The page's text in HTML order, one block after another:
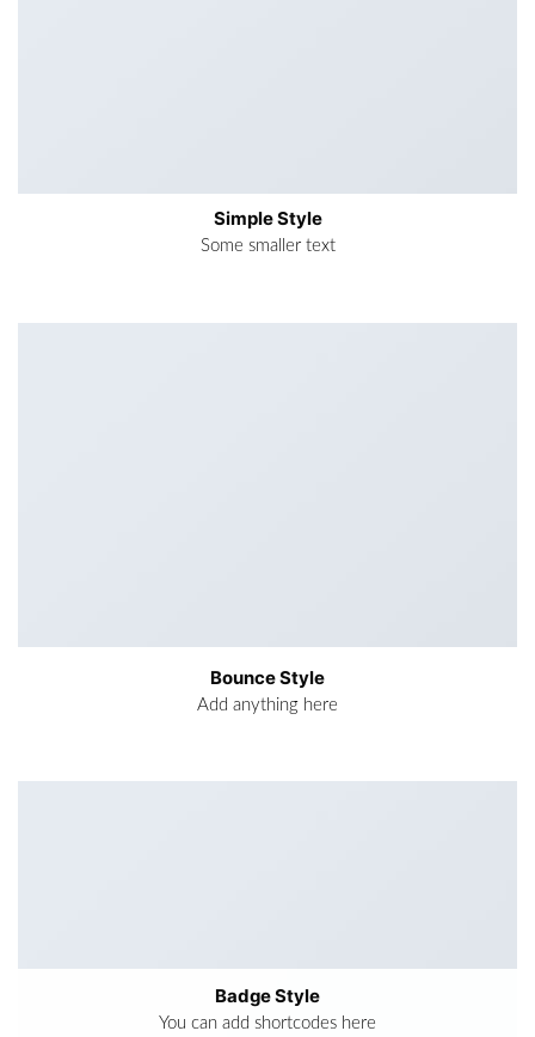
Simple Style
Some smaller text
Bounce Style
Add anything here
Badge Style
You can add shortcodes here